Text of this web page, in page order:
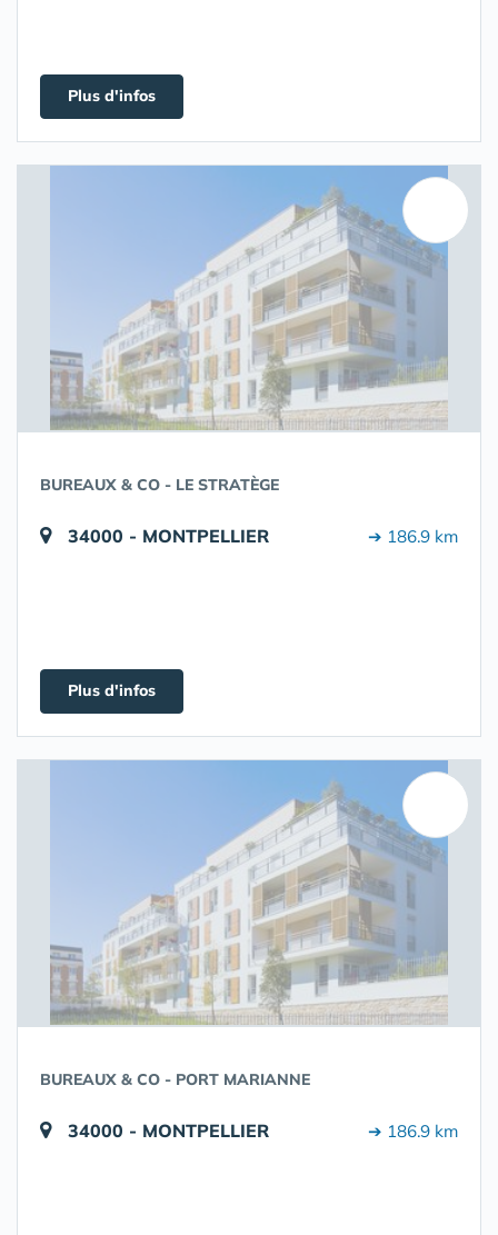
Plus d'infos
BUREAUX & CO - LE STRATÈGE
34000 - MONTPELLIER ➔ 186.9 km
Plus d'infos
BUREAUX & CO - PORT MARIANNE
34000 - MONTPELLIER ➔ 186.9 km